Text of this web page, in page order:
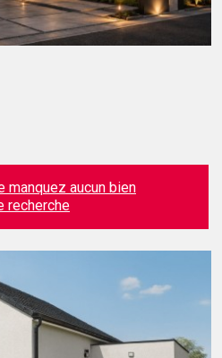
manquez aucun bien
recherche